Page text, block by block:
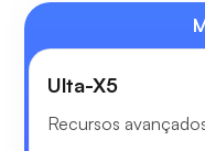
Ulta-X5
Recursos